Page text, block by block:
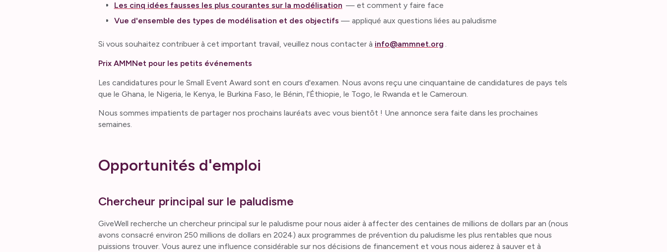
Les cinq idées fausses les plus courantes sur la modélisation — et comment y faire face
Vue d'ensemble des types de modélisation et des objectifs — appliqué aux questions liées au paludisme
Si vous souhaitez contribuer à cet important travail, veuillez nous contacter à info@ammnet.org .
Prix AMMNet pour les petits événements
Les candidatures pour le Small Event Award sont en cours d'examen. Nous avons reçu une cinquantaine de candidatures de pays tels
que le Ghana, le Nigeria, le Kenya, le Burkina Faso, le Bénin, l'Éthiopie, le Togo, le Rwanda et le Cameroun.
Nous sommes impatients de partager nos prochains lauréats avec vous bientôt ! Une annonce sera faite dans les prochaines
semaines.
Opportunités d'emploi
Chercheur principal sur le paludisme
GiveWell recherche un chercheur principal sur le paludisme pour nous aider à affecter des centaines de millions de dollars par an (nous
avons consacré environ 250 millions de dollars en 2024) aux programmes de prévention du paludisme les plus rentables que nous
puissions trouver. Vous aurez une influence considérable sur nos décisions de financement et vous nous aiderez à sauver et à